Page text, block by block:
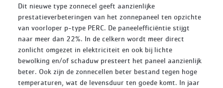
Dit nieuwe type zonnecel geeft aanzienlijke
prestatieverbeteringen van het zonnepaneel ten opzichte
van voorloper p-type PERC. De paneelefficiëntie stijgt
naar meer dan 22%. In de celkern wordt meer direct
zonlicht omgezet in elektriciteit en ook bij lichte
bewolking en/of schaduw presteert het paneel aanzienlijk
beter. Ook zijn de zonnecellen beter bestand tegen hoge
temperaturen, wat de levensduur ten goede komt. In jaar